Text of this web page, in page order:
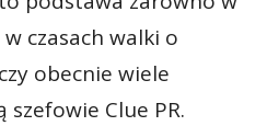
czasach walki o
obecnie wiele
szefowie Clue PR.